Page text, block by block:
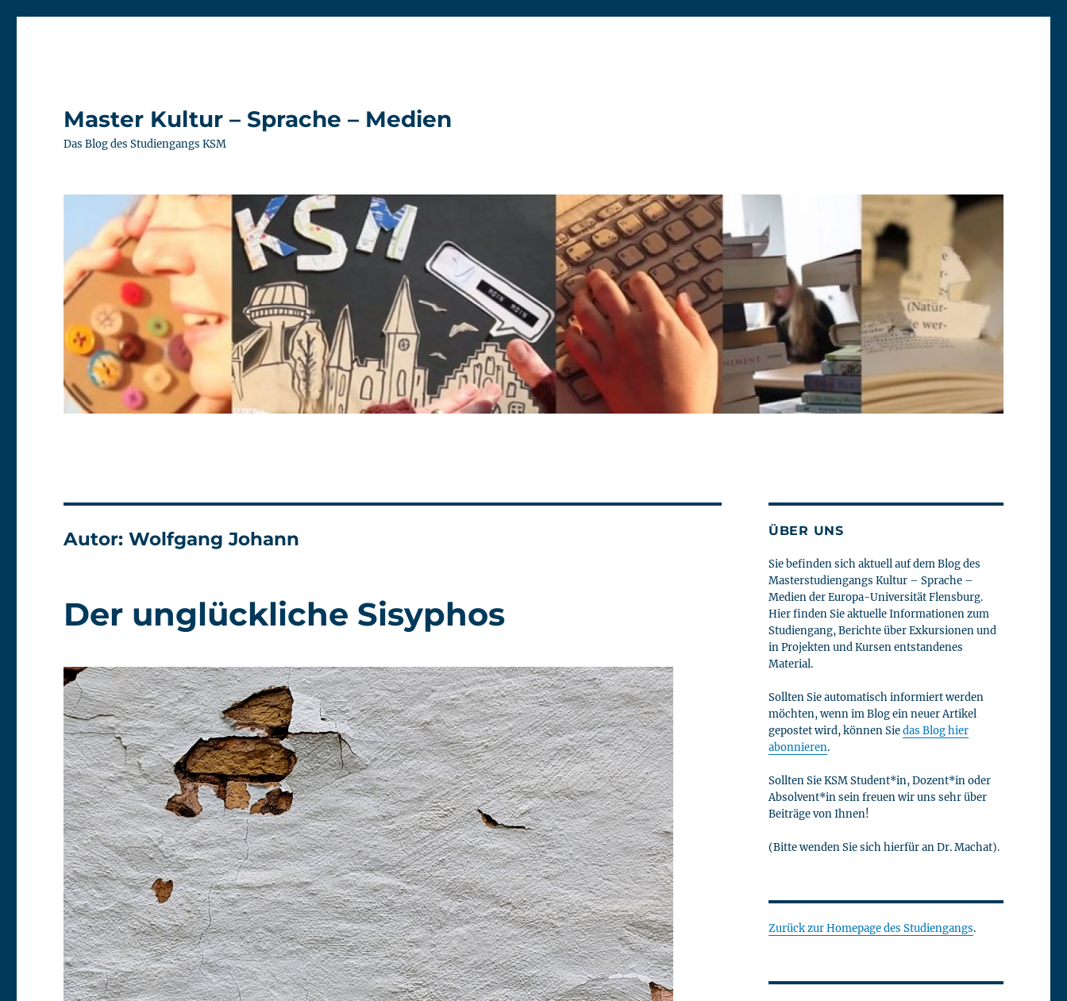
Master Kultur – Sprache – Medien
Das Blog des Studiengangs KSM
Autor:Wolfgang Johann
Der unglückliche Sisyphos
ÜBER UNS
Sie befinden sich aktuell auf dem Blog des
Masterstudiengangs Kultur – Sprache –
Medien der Europa-Universität Flensburg.
Hier finden Sie aktuelle Informationen zum
Studiengang, Berichte über Exkursionen und
in Projekten und Kursen entstandenes
Material.
Sollten Sie automatisch informiert werden
möchten, wenn im Blog ein neuer Artikel
gepostet wird, können Siedas Blog hier
abonnieren.
Sollten Sie KSM Student*in, Dozent*in oder
Absolvent*in sein freuen wir uns sehr über
Beiträge von Ihnen!
(Bitte wenden Sie sich hierfür an Dr. Machat).
Zurück zur Homepage des Studiengangs.